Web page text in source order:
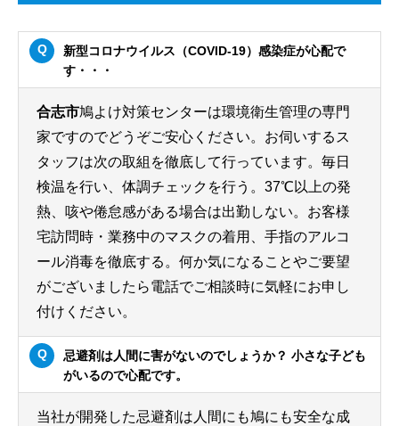
新型コロナウイルス（COVID-19）感染症が心配で
す・・・
合志市鳩よけ対策センターは環境衛生管理の専門
家ですのでどうぞご安心ください。お伺いするス
タッフは次の取組を徹底して行っています。毎日
検温を行い、体調チェックを行う。37℃以上の発
熱、咳や倦怠感がある場合は出勤しない。お客様
宅訪問時・業務中のマスクの着用、手指のアルコ
ール消毒を徹底する。何か気になることやご要望
がございましたら電話でご相談時に気軽にお申し
付けください。
忌避剤は人間に害がないのでしょうか？ 小さな子ども
がいるので心配です。
当社が開発した忌避剤は人間にも鳩にも安全な成